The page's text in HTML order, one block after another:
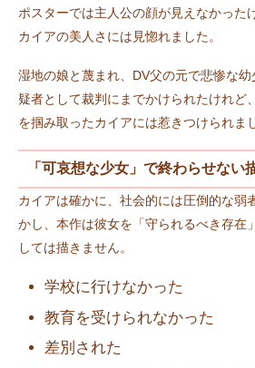
ポスターでは主人公の顔が見えなかった
カイアの美人さには見惚れました。
湿地の娘と蔑まれ、DV父の元で悲惨な
疑者として裁判にまでかけられたけれど
を掴み取ったカイアには惹きつけられま
「可哀想な少女」で終わらせない
カイアは確かに、社会的には圧倒的な弱
かし、本作は彼女を「守られるべき存在
しては描きません。
学校に行けなかった
教育を受けられなかった
差別された